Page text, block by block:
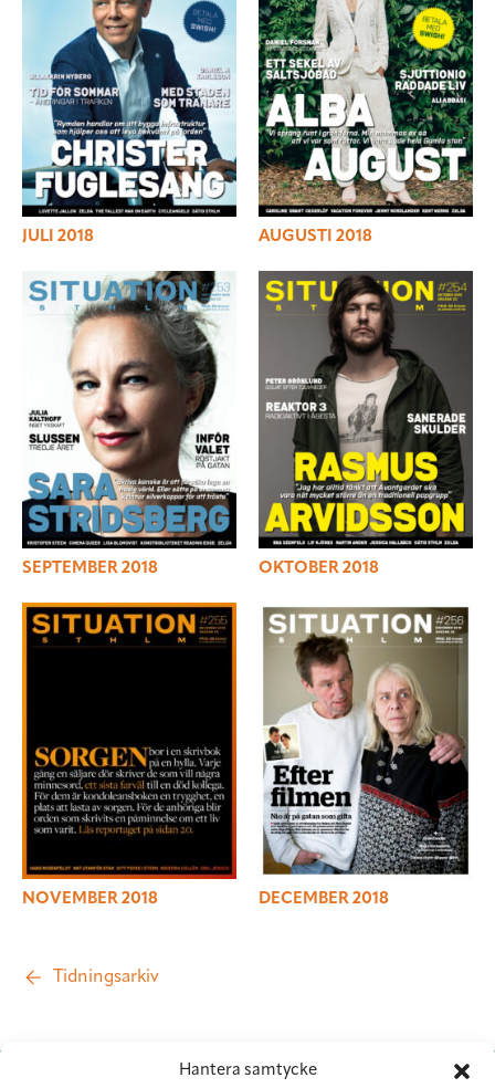
Hantera samtycke
JULI 2018 AUGUSTI 2018
SEPTEMBER 2018 OKTOBER 2018
NOVEMBER 2018 DECEMBER 2018
Tidningsarkiv